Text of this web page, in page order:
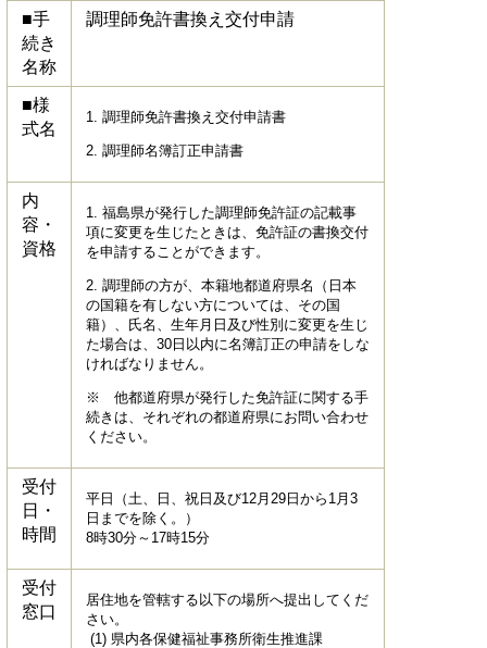
■手
続き
名称
調理師免許書換え交付申請
■様
式名
1. 調理師免許書換え交付申請書
2. 調理師名簿訂正申請書
内
容・
資格
1. 福島県が発行した調理師免許証の記載事
項に変更を生じたときは、免許証の書換交付
を申請することができます。
2. 調理師の方が、本籍地都道府県名（日本
の国籍を有しない方については、その国
籍）、氏名、生年月日及び性別に変更を生じ
た場合は、30日以内に名簿訂正の申請をしな
ければなりません。
※ 他都道府県が発行した免許証に関する手
続きは、それぞれの都道府県にお問い合わせ
ください。
受付
日・
時間
平日（土、日、祝日及び12月29日から1月3
日までを除く。）
8時30分～17時15分
受付
窓口
居住地を管轄する以下の場所へ提出してくだ
さい。
(1) 県内各保健福祉事務所衛生推進課